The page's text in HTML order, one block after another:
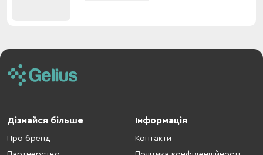
Дізнайся більше
Про бренд
Інформація
Контакти